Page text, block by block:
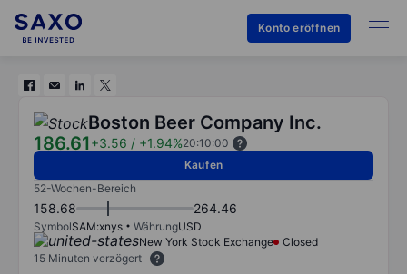
Konto eröffnen
Boston Beer Company Inc.
186.61+3.56 / +1.94%20:10:00
Kaufen
52-Wochen-Bereich
158.68 264.46
SymbolSAM:xnys WährungUSD
New York Stock Exchange
Closed
15 Minuten verzögert